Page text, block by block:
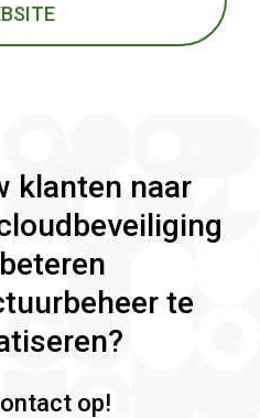
klanten naar
te
op!